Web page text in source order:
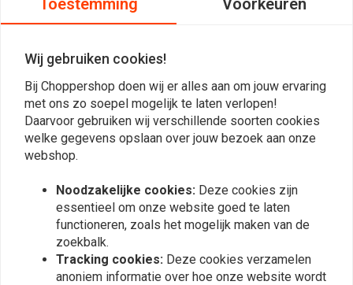
Jelle Uijt de boogaardt
Snel geleverd en een goed product!
Jelle Uijt
Vergelijkbare producten
Wij gebruiken cookies!
Bij Choppershop doen wij er alles aan om jouw ervaring
met ons zo soepel mogelijk te laten verlopen!
Daarvoor gebruiken wij verschillende soorten cookies
welke gegevens opslaan over jouw bezoek aan onze
webshop.
Noodzakelijke cookies: Deze cookies zijn
essentieel om onze website goed te laten
functioneren, zoals het mogelijk maken van de
zoekbalk.
Tracking cookies: Deze cookies verzamelen
anoniem informatie over hoe onze website wordt